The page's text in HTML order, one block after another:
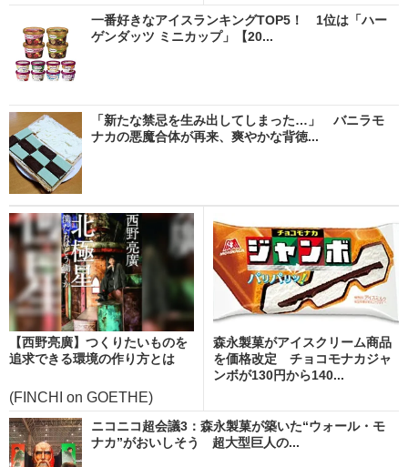
一番好きなアイスランキングTOP5！ 1位は「ハー
ゲンダッツ ミニカップ」【20...
「新たな禁忌を生み出してしまった…」 バニラモ
ナカの悪魔合体が再来、爽やかな背徳...
【西野亮廣】つくりたいものを
追求できる環境の作り方とは
(FINCHI on GOETHE)
森永製菓がアイスクリーム商品
を価格改定 チョコモナカジャ
ンボが130円から140...
ニコニコ超会議3：森永製菓が築いた“ウォール・モ
ナカ”がおいしそう 超大型巨人の...